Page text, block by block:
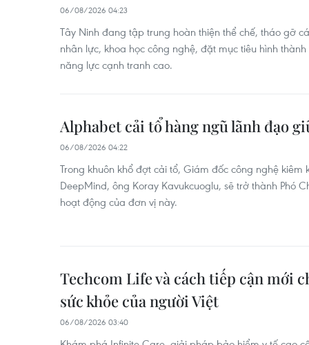
06/08/2026 04:23
Tây Ninh đang tập trung hoàn thiện thể chế, tháo gỡ
nhân lực, khoa học công nghệ, đặt mục tiêu hình
năng lực cạnh tranh cao.
Alphabet cải tổ hàng ngũ lãnh đạo
06/08/2026 04:22
Trong khuôn khổ đợt cải tổ, Giám đốc công nghệ kiêm
DeepMind, ông Koray Kavukcuoglu, sẽ trở thành Phó
hoạt động của đơn vị này.
Techcom Life và cách tiếp cận mới
sức khỏe của người Việt
06/08/2026 03:40